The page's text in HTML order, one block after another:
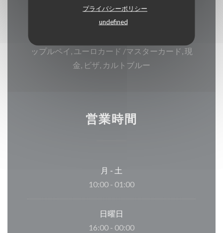
プライバシーポリシー
undefined
ご利用可能なお支払い方法
モバイル決済, タッチ決済 クレジットカード, ア
ップルペイ, ユーロカード /マスターカード, 現
金, ビザ, カルトブルー
営業時間
月 - 土
10:00 - 01:00
日曜日
16:00 - 00:00